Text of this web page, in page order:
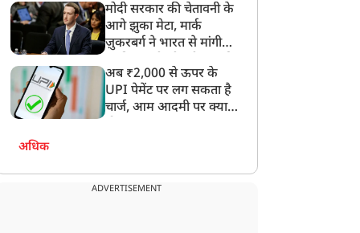
मोदी सरकार की चेतावनी के
आगे झुका मेटा, मार्क
ज़ुकरबर्ग ने भारत से मांगी
अब ₹2,000 से ऊपर के
UPI पेमेंट पर लग सकता है
चार्ज, आम आदमी पर क्या
अधिक
ADVERTISEMENT